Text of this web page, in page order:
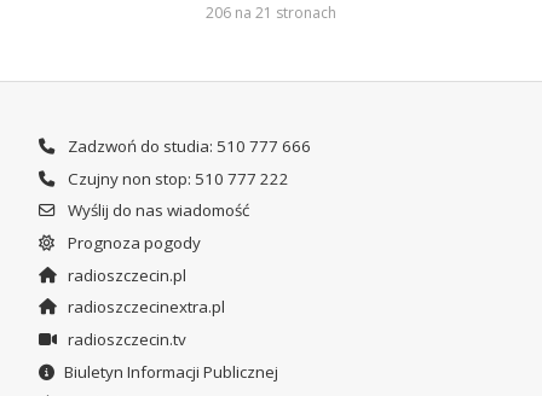
206 na 21 stronach
Zadzwoń do studia: 510 777 666
Czujny non stop: 510 777 222
Wyślij do nas wiadomość
Prognoza pogody
radioszczecin.pl
radioszczecinextra.pl
radioszczecin.tv
Biuletyn Informacji Publicznej